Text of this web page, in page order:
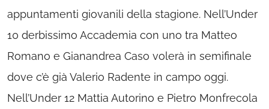
appuntamenti giovanili della stagione. Nell’Under
10 derbissimo Accademia con uno tra Matteo
Romano e Gianandrea Caso volerà in semifinale
dove c’è già Valerio Radente in campo oggi.
Nell’Under 12 Mattia Autorino e Pietro Monfrecola